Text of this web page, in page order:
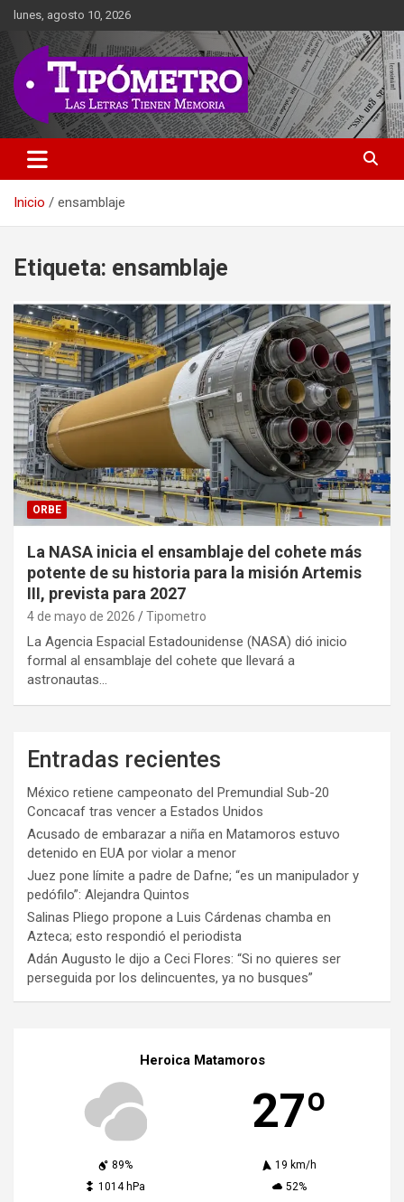
Saltar
contenido
lunes, agosto 10, 2026
Tipometro
Las Letras Tienen Memoria
Inicio ensamblaje
Etiqueta: ensamblaje
ORBE
La NASA inicia el ensamblaje del cohete más
potente de su historia para la misión Artemis
III, prevista para 2027
4 de mayo de 2026 Tipometro
La Agencia Espacial Estadounidense (NASA) dió inicio
formal al ensamblaje del cohete que llevará a
astronautas…
Entradas recientes
México retiene campeonato del Premundial Sub-20
Concacaf tras vencer a Estados Unidos
Acusado de embarazar a niña en Matamoros estuvo
detenido en EUA por violar a menor
Juez pone límite a padre de Dafne; “es un manipulador y
pedófilo”: Alejandra Quintos
Salinas Pliego propone a Luis Cárdenas chamba en
Azteca; esto respondió el periodista
Adán Augusto le dijo a Ceci Flores: “Si no quieres ser
perseguida por los delincuentes, ya no busques”
Heroica Matamoros
27º
89%
19 km/h
1014 hPa
52%